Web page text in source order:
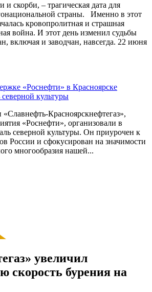
скорби, – трагическая дата для
страны. Именно в этот
кровопролитная и страшная
война. И этот день изменил судьбы
включая и заводчан, навсегда. 22 июня
«Роснефти» в Красноярске
культуры
«Славнефть-Красноярскнефтегаз»,
«Роснефти», организовали в
северной культуры. Он приурочен к
России и сфокусирован на значимости
многообразия нашей...
увеличил
скорость бурения на